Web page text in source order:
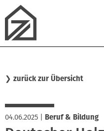
❯ zurück zur Übersicht
04.06.2025 Beruf & Bildung